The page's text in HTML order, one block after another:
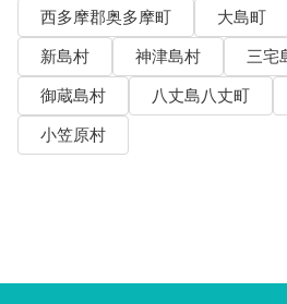
西多摩郡奥多摩町
大島町
新島村
神津島村
三宅
御蔵島村
八丈島八丈町
小笠原村